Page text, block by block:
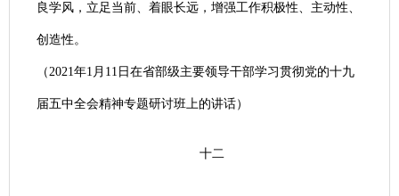
良学风，立足当前、着眼长远，增强工作积极性、主动性、
创造性。
（2021年1月11日在省部级主要领导干部学习贯彻党的十九
届五中全会精神专题研讨班上的讲话）
十二